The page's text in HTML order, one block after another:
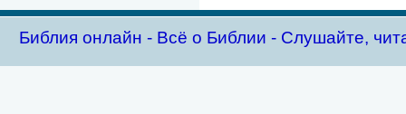
Библия oнлайн - Всё о Библии - Слушайте,